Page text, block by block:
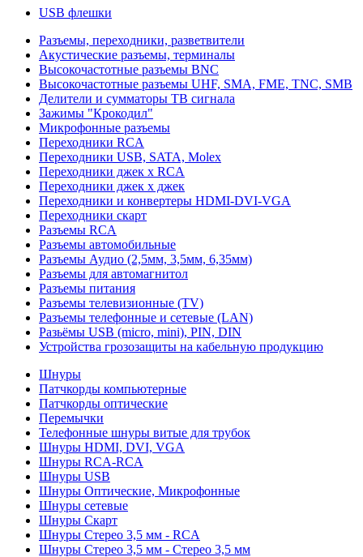
USB флешки
Разъемы, переходники, разветвители
Акустические разъемы, терминалы
Высокочастотные разъемы BNC
Высокочастотные разъемы UHF, SMA, FME, TNC, SMB
Делители и сумматоры ТВ сигнала
Зажимы "Крокодил"
Микрофонные разъемы
Переходники RCA
Переходники USB, SATA, Molex
Переходники джек х RCA
Переходники джек х джек
Переходники и конвертеры HDMI-DVI-VGA
Переходники скарт
Разъемы RCA
Разъемы автомобильные
Разъемы Аудио (2,5мм, 3,5мм, 6,35мм)
Разъемы для автомагнитол
Разъемы питания
Разъемы телевизионные (TV)
Разъемы телефонные и сетевые (LAN)
Разьёмы USB (micro, mini), PIN, DIN
Устройства грозозащиты на кабельную продукцию
Шнуры
Патчкорды компьютерные
Патчкорды оптические
Перемычки
Телефонные шнуры витые для трубок
Шнуры HDMI, DVI, VGA
Шнуры RCA-RCA
Шнуры USB
Шнуры Оптические, Микрофонные
Шнуры сетевые
Шнуры Скарт
Шнуры Стерео 3,5 мм - RCA
Шнуры Стерео 3,5 мм - Стерео 3,5 мм